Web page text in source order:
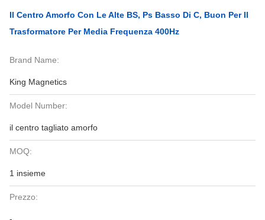
Il Centro Amorfo Con Le Alte BS, Ps Basso Di C, Buon Per Il
Trasformatore Per Media Frequenza 400Hz
Brand Name:
King Magnetics
Model Number:
il centro tagliato amorfo
MOQ:
1 insieme
Prezzo: